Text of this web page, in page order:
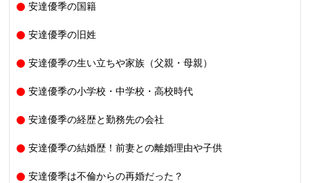
安達優季の国籍
安達優季の旧姓
安達優季の生い立ちや家族（父親・母親）
安達優季の小学校・中学校・高校時代
安達優季の経歴と勤務先の会社
安達優季の結婚歴！前妻との離婚理由や子供
安達優季は不倫からの再婚だった？